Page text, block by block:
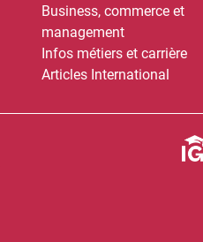
Business, commerce et
management
Infos métiers et carrière
Articles International